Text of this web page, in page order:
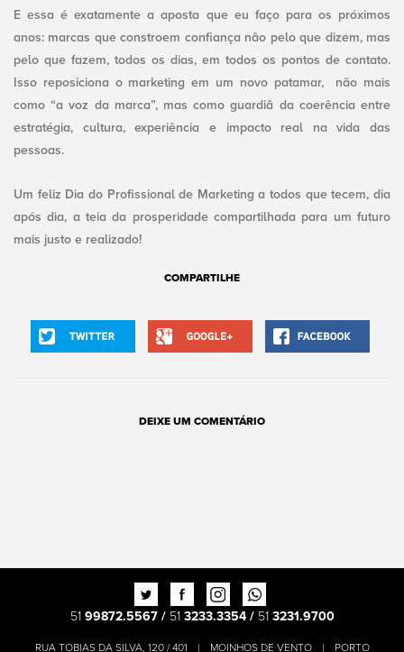
E essa é exatamente a aposta que eu faço para os próximos
anos: marcas que constroem confiança não pelo que dizem, mas
pelo que fazem, todos os dias, em todos os pontos de contato.
Isso reposiciona o marketing em um novo patamar, não mais
como “a voz da marca”, mas como guardiã da coerência entre
estratégia, cultura, experiência e impacto real na vida das
pessoas.
Um feliz Dia do Profissional de Marketing a todos que tecem, dia
após dia, a teia da prosperidade compartilhada para um futuro
mais justo e realizado!
COMPARTILHE
DEIXE UM COMENTÁRIO
TwitterFacebookInstagramWhatsapp
5199872.5567 / 513233.3354 / 513231.9700
RUA TOBIAS DA SILVA, 120 / 401 | MOINHOS DE VENTO | PORTO